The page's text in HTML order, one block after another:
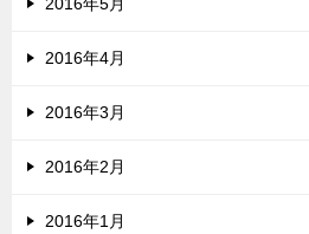
2016年5月
2016年4月
2016年3月
2016年2月
2016年1月